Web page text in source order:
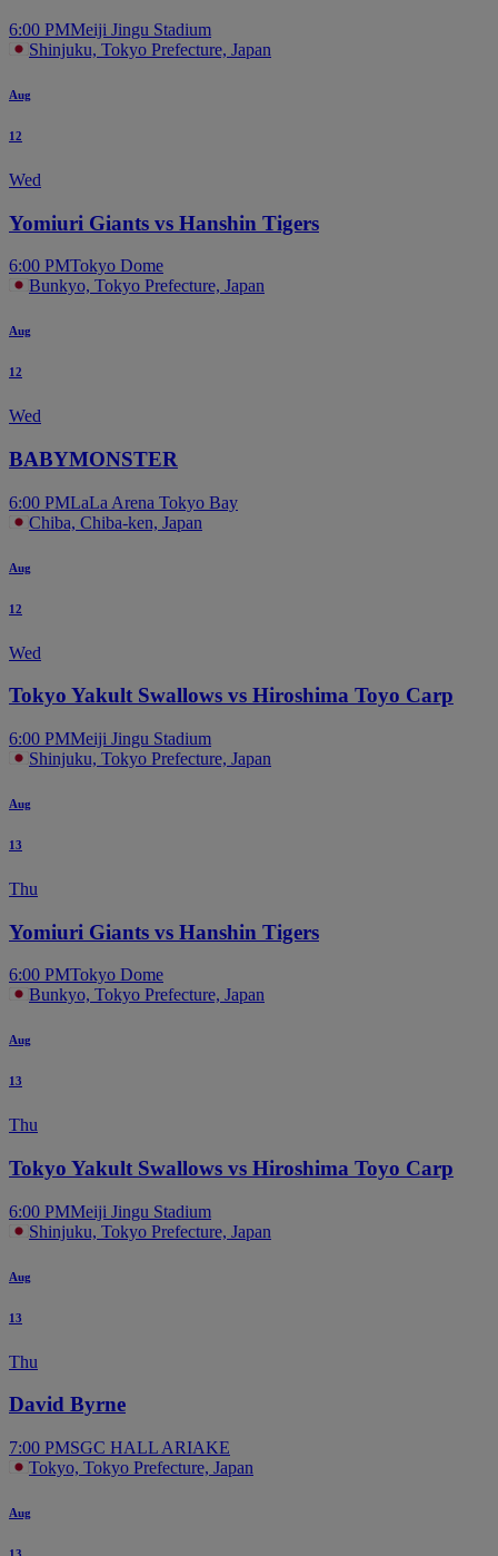
6:00 PMMeiji Jingu Stadium
Shinjuku, Tokyo Prefecture, Japan
Aug
12
Wed
Yomiuri Giants vs Hanshin Tigers
6:00 PMTokyo Dome
Bunkyo, Tokyo Prefecture, Japan
Aug
12
Wed
BABYMONSTER
6:00 PMLaLa Arena Tokyo Bay
Chiba, Chiba-ken, Japan
Aug
12
Wed
Tokyo Yakult Swallows vs Hiroshima Toyo Carp
6:00 PMMeiji Jingu Stadium
Shinjuku, Tokyo Prefecture, Japan
Aug
13
Thu
Yomiuri Giants vs Hanshin Tigers
6:00 PMTokyo Dome
Bunkyo, Tokyo Prefecture, Japan
Aug
13
Thu
Tokyo Yakult Swallows vs Hiroshima Toyo Carp
6:00 PMMeiji Jingu Stadium
Shinjuku, Tokyo Prefecture, Japan
Aug
13
Thu
David Byrne
7:00 PMSGC HALL ARIAKE
Tokyo, Tokyo Prefecture, Japan
Aug